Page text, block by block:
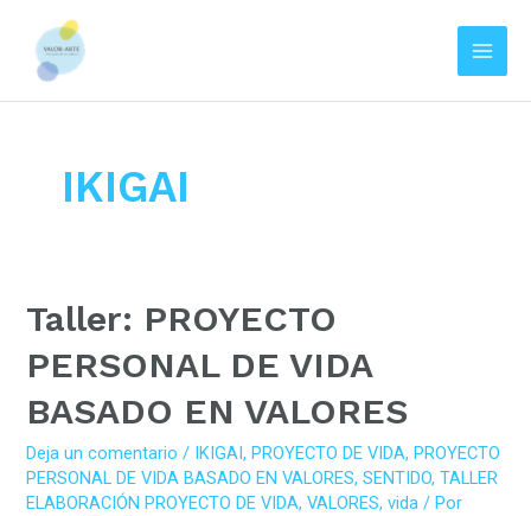
Ir
Main
IKIGAI
Taller: PROYECTO
PERSONAL DE VIDA
BASADO EN VALORES
Deja un comentario / IKIGAI,PROYECTO DE VIDA,PROYECTO
PERSONAL DE VIDA BASADO EN VALORES,SENTIDO,TALLER
ELABORACIÓN PROYECTO DE VIDA,VALORES,vida / Por
Taller:
PERSONAL
DE
BASADO
EN